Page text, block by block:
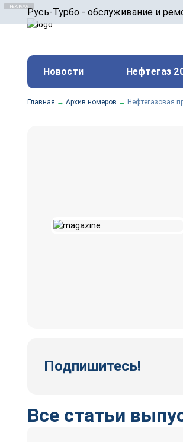
Русь-Турбо - обслуживание и
ООО «Русь-Турбо» занимается
оборудования ТЭС, зарубежных
и других предприятиях.
Реклама. ООО «Русь-Турбо», ИНН
erid: F7NfYUJCUneVdwPs4znf
Новости Нефтегаз
Главная → Архив номеров → Нефтегазовая
Подпишитесь!
Все статьи